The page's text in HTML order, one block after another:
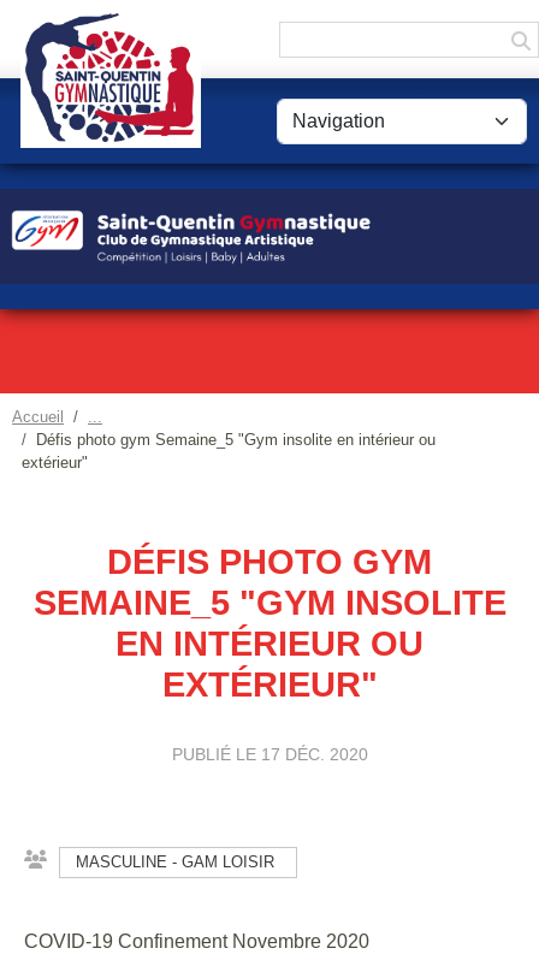
Accueil
Défis photo gym Semaine_5 "Gym insolite en intérieur ou
extérieur"
DÉFIS PHOTO GYM
SEMAINE_5 "GYM INSOLITE
EN INTÉRIEUR OU
EXTÉRIEUR"
PUBLIÉ LE 17 DÉC. 2020
MASCULINE - GAM LOISIR
COVID-19 Confinement Novembre 2020
Panneau de gestion des cookies